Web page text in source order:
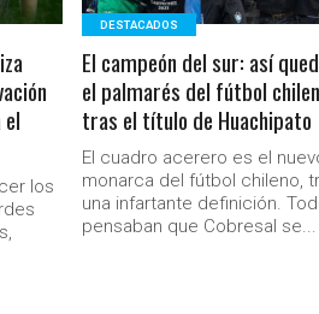
los
DESTACADOS
El campeón del sur: así
el palmarés del fútbol
tras el título de Huachipato
El cuadro acerero es el
monarca del fútbol chileno,
una infartante definición.
pensaban que Cobresal se...